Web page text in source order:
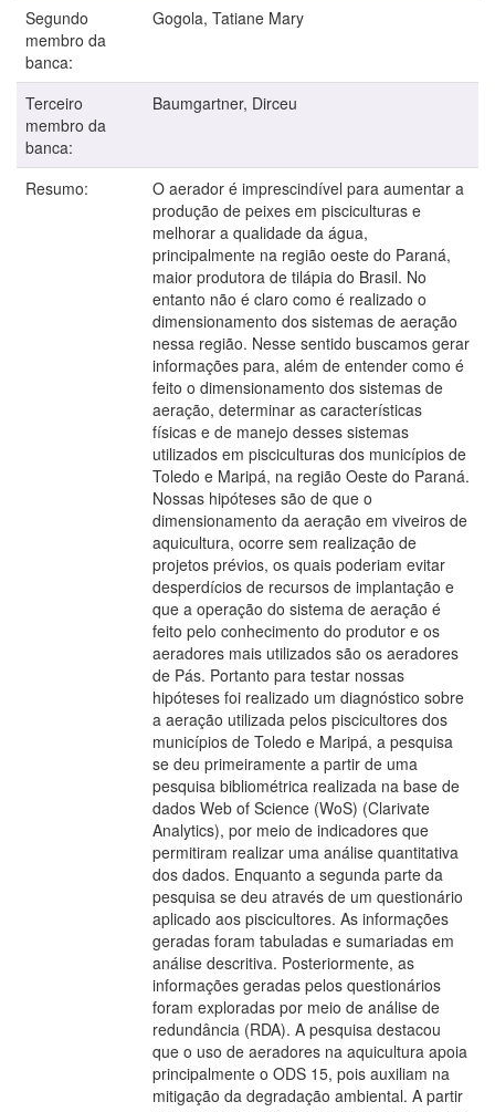
Segundo
membro da
banca:
Gogola, Tatiane Mary
Terceiro
membro da
banca:
Baumgartner, Dirceu
Resumo:
O aerador é imprescindível para aumentar a
produção de peixes em pisciculturas e
melhorar a qualidade da água,
principalmente na região oeste do Paraná,
maior produtora de tilápia do Brasil. No
entanto não é claro como é realizado o
dimensionamento dos sistemas de aeração
nessa região. Nesse sentido buscamos gerar
informações para, além de entender como é
feito o dimensionamento dos sistemas de
aeração, determinar as características
físicas e de manejo desses sistemas
utilizados em pisciculturas dos municípios de
Toledo e Maripá, na região Oeste do Paraná.
Nossas hipóteses são de que o
dimensionamento da aeração em viveiros de
aquicultura, ocorre sem realização de
projetos prévios, os quais poderiam evitar
desperdícios de recursos de implantação e
que a operação do sistema de aeração é
feito pelo conhecimento do produtor e os
aeradores mais utilizados são os aeradores
de Pás. Portanto para testar nossas
hipóteses foi realizado um diagnóstico sobre
a aeração utilizada pelos piscicultores dos
municípios de Toledo e Maripá, a pesquisa
se deu primeiramente a partir de uma
pesquisa bibliométrica realizada na base de
dados Web of Science (WoS) (Clarivate
Analytics), por meio de indicadores que
permitiram realizar uma análise quantitativa
dos dados. Enquanto a segunda parte da
pesquisa se deu através de um questionário
aplicado aos piscicultores. As informações
geradas foram tabuladas e sumariadas em
análise descritiva. Posteriormente, as
informações geradas pelos questionários
foram exploradas por meio de análise de
redundância (RDA). A pesquisa destacou
que o uso de aeradores na aquicultura apoia
principalmente o ODS 15, pois auxiliam na
mitigação da degradação ambiental. A partir